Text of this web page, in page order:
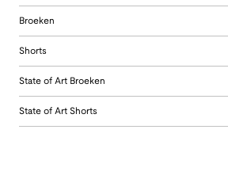
Broeken
Shorts
State of Art Broeken
State of Art Shorts